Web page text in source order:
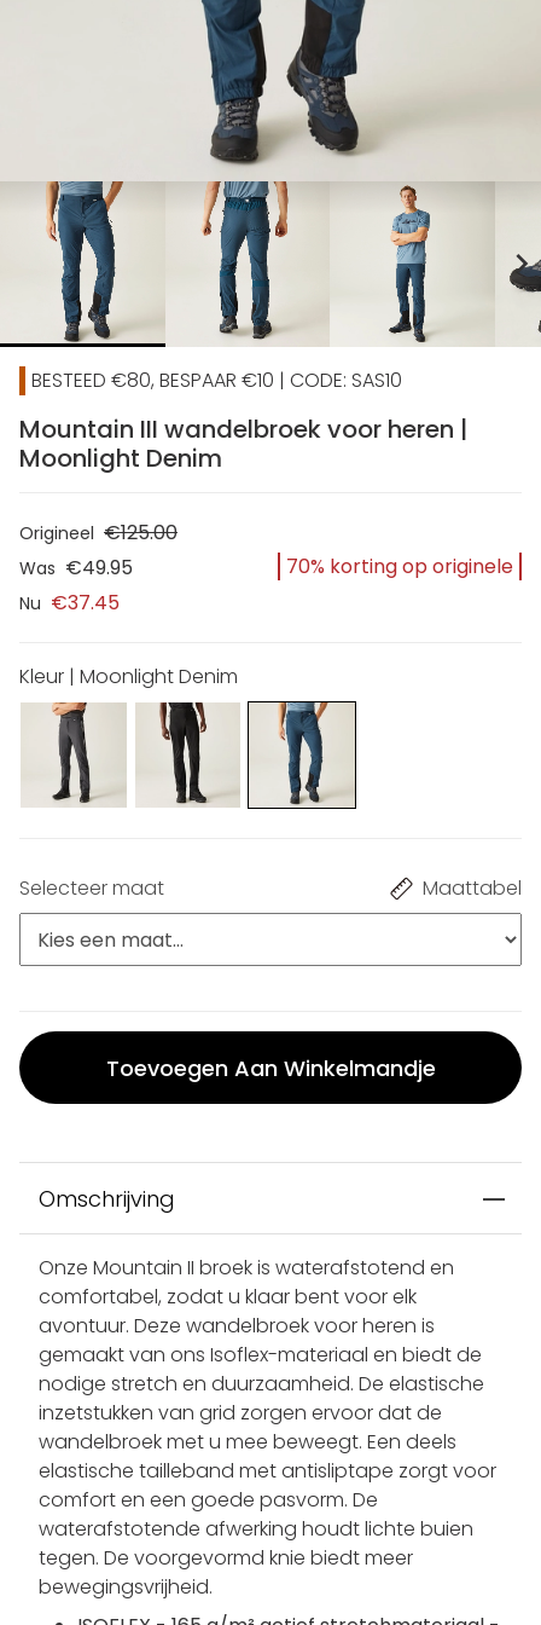
chevron_right
BESTEED €80, BESPAAR €10 | CODE: SAS10
Mountain III wandelbroek voor heren |
Moonlight Denim
Origineel €125.00
Was €49.95
Nu €37.45
70% korting op originele
Kleur | Moonlight Denim
Selecteer maat Maattabel
Toevoegen Aan Winkelmandje
Omschrijving
Onze Mountain II broek is waterafstotend en
comfortabel, zodat u klaar bent voor elk
avontuur. Deze wandelbroek voor heren is
gemaakt van ons Isoflex-materiaal en biedt de
nodige stretch en duurzaamheid. De elastische
inzetstukken van grid zorgen ervoor dat de
wandelbroek met u mee beweegt. Een deels
elastische tailleband met antisliptape zorgt voor
comfort en een goede pasvorm. De
waterafstotende afwerking houdt lichte buien
tegen. De voorgevormd knie biedt meer
bewegingsvrijheid.